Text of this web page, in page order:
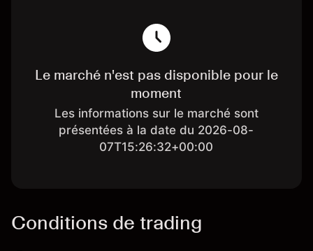
Le marché n'est pas disponible pour le
moment
Les informations sur le marché sont
présentées à la date du 2026-08-
07T15:26:32+00:00
Conditions de trading